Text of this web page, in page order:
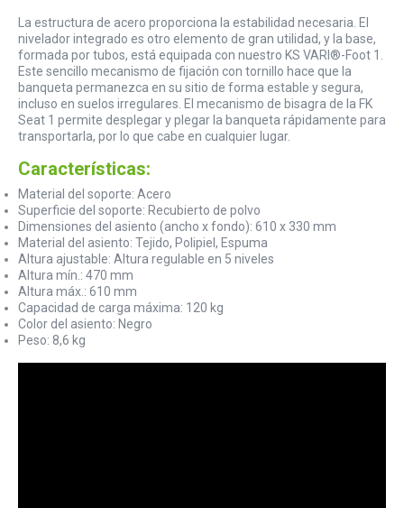
La estructura de acero proporciona la estabilidad necesaria. El
nivelador integrado es otro elemento de gran utilidad, y la base,
formada por tubos, está equipada con nuestro KS VARI®-Foot 1.
Este sencillo mecanismo de fijación con tornillo hace que la
banqueta permanezca en su sitio de forma estable y segura,
incluso en suelos irregulares. El mecanismo de bisagra de la FK
Seat 1 permite desplegar y plegar la banqueta rápidamente para
transportarla, por lo que cabe en cualquier lugar.
Características:
Material del soporte: Acero
Superficie del soporte: Recubierto de polvo
Dimensiones del asiento (ancho x fondo): 610 x 330 mm
Material del asiento: Tejido, Polipiel, Espuma
Altura ajustable: Altura regulable en 5 niveles
Altura mín.: 470 mm
Altura máx.: 610 mm
Capacidad de carga máxima: 120 kg
Color del asiento: Negro
Peso: 8,6 kg